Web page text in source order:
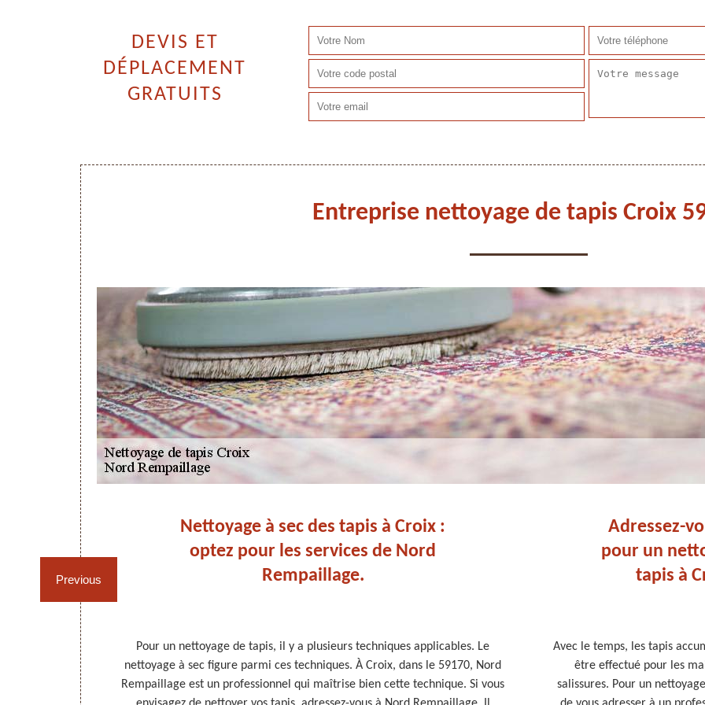
DEVIS ET
DÉPLACEMENT
GRATUITS
Entreprise nettoyage de tapis Croix
Previous
Nettoyage à sec des tapis à Croix :
optez pour les services de Nord
Rempaillage.
Pour un nettoyage de tapis, il y a plusieurs techniques applicables. Le
nettoyage à sec figure parmi ces techniques. À Croix, dans le 59170, Nord
Rempaillage est un professionnel qui maîtrise bien cette technique. Si vous
Adressez-
pour un
tapis à
Avec le temps, les tapis
être effectué pour les
salissures. Pour un